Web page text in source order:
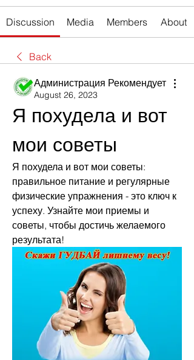
Discussion Media Members About
Back
Администрация Рекомендует
August 26, 2023
Я похудела и вот
мои советы
Я похудела и вот мои советы:
правильное питание и регулярные
физические упражнения - это ключ к
успеху. Узнайте мои приемы и
советы, чтобы достичь желаемого
результата!